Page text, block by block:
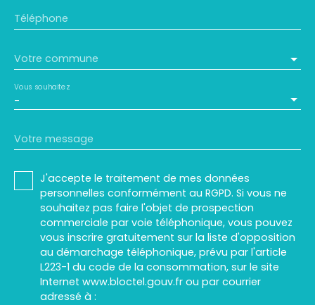
Téléphone
Votre commune
-
Vous souhaitez
Votre message
J'accepte le traitement de mes données
personnelles conformément au RGPD. Si vous ne
souhaitez pas faire l'objet de prospection
commerciale par voie téléphonique, vous pouvez
vous inscrire gratuitement sur la liste d'opposition
au démarchage téléphonique, prévu par l'article
L223-1 du code de la consommation, sur le site
Internet www.bloctel.gouv.fr ou par courrier
adressé à :